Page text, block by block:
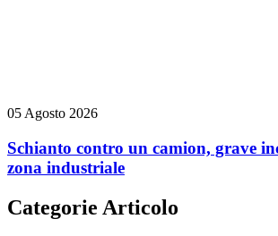
05 Agosto 2026
Schianto contro un camion, grave
zona industriale
Categorie Articolo